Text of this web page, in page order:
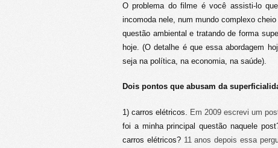
O problema do filme é você assisti-lo
incomoda nele, num mundo complexo
questão ambiental e tratando de forma
hoje. (O detalhe é que essa abordagem
seja na política, na economia, na saúde).
Dois pontos que abusam da
1) carros elétricos. Em 2009 escrevi um
foi a minha principal questão naquele
carros elétricos? 11 anos depois essa